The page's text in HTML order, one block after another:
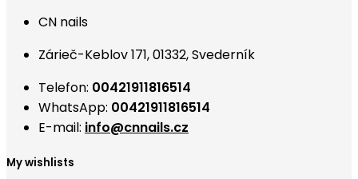
CN nails
Zárieč-Keblov 171, 01332, Svederník
Telefon: 00421911816514
WhatsApp: 00421911816514
E-mail: info@cnnails.cz
My wishlists